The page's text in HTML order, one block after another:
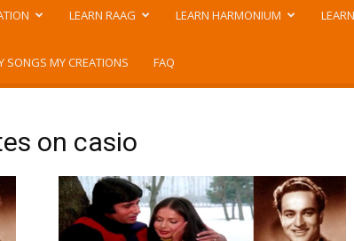
LEARN RAAG LEARN HARMONIUM
SONGS MY CREATIONS FAQ
on casio